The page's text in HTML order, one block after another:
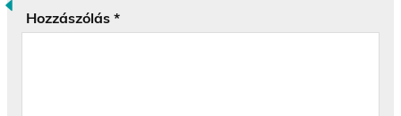
Hozzászólás *